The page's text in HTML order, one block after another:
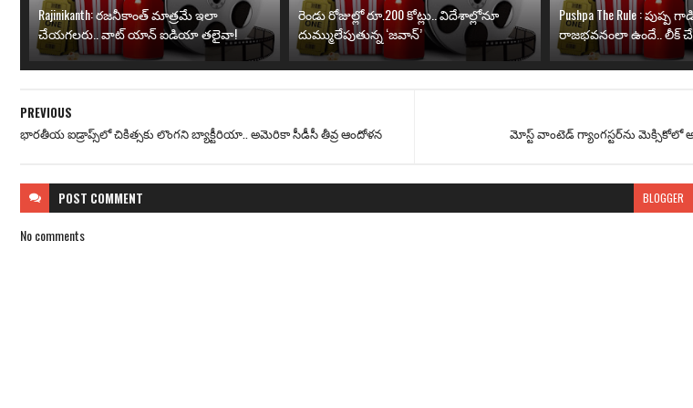
Rajinikanth: రజనీకాంత్ మాత్రమే ఇలా
చేయగలరు.. వాట్ యాన్ ఐడియా తలైవా!
రెండు రోజుల్లో రూ.200 కోట్లు.. విదేశాల్లోనూ
దుమ్ములేపుతున్న ‘జవాన్’
Pushpa The Rule : పుష్ప
రాజభవనంలా ఉందే.. లీక్
మోస్ట్ వాంటెడ్ గ్యాంగస్టర్‌ను మెక్సికోలో
PREVIOUS
భారతీయ ఐడ్రాప్స్‌‌లో చికిత్సకు లొంగని బ్యాక్టీరియా.. అమెరికా సీడీసీ తీవ్ర ఆందోళన
POST COMMENT BLOGGER
No comments